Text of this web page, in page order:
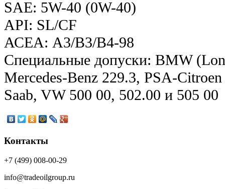
SAE: 5W-40 (0W-40)
API: SL/CF
АСЕА: A3/B3/B4-98
Специальные допуски: BMW
Mercedes-Benz 229.3, PSA-
Saab, VW 500 00, 502.00 и 505 00
Контакты
+7 (499) 008-00-29
info@tradeoilgroup.ru